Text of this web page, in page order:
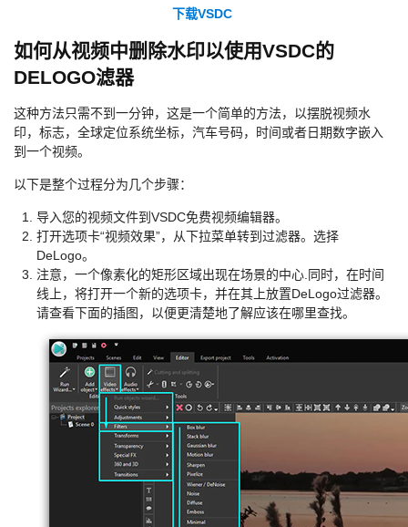
下载VSDC
如何从视频中删除水印以使用VSDC的
DELOGO滤器
这种方法只需不到一分钟，这是一个简单的方法，以摆脱视频水
印，标志，全球定位系统坐标，汽车号码，时间或者日期数字嵌入
到一个视频。
以下是整个过程分为几个步骤：
导入您的视频文件到VSDC免费视频编辑器。
打开选项卡“视频效果”，从下拉菜单转到过滤器。选择
DeLogo。
注意，一个像素化的矩形区域出现在场景的中心.同时，在时间
线上，将打开一个新的选项卡，并在其上放置DeLogo过滤器。
请查看下面的插图，以便更清楚地了解应该在哪里查找。